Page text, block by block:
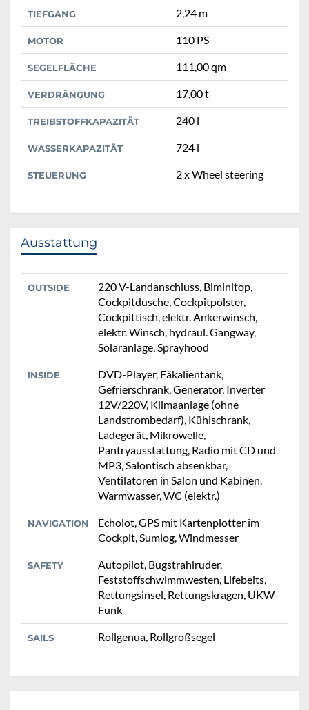
TIEFGANG 2,24 m
MOTOR 110 PS
SEGELFLÄCHE 111,00 qm
VERDRÄNGUNG 17,00 t
TREIBSTOFFKAPAZITÄT 240 l
WASSERKAPAZITÄT 724 l
STEUERUNG 2 x Wheel steering
Ausstattung
OUTSIDE
220 V-Landanschluss, Biminitop,
Cockpitdusche, Cockpitpolster,
Cockpittisch, elektr. Ankerwinsch,
elektr. Winsch, hydraul. Gangway,
Solaranlage, Sprayhood
INSIDE
DVD-Player, Fäkalientank,
Gefrierschrank, Generator, Inverter
12V/220V, Klimaanlage (ohne
Landstrombedarf), Kühlschrank,
Ladegerät, Mikrowelle,
Pantryausstattung, Radio mit CD und
MP3, Salontisch absenkbar,
Ventilatoren in Salon und Kabinen,
Warmwasser, WC (elektr.)
NAVIGATION
Echolot, GPS mit Kartenplotter im
Cockpit, Sumlog, Windmesser
SAFETY
Autopilot, Bugstrahlruder,
Feststoffschwimmwesten, Lifebelts,
Rettungsinsel, Rettungskragen, UKW-
Funk
SAILS Rollgenua, Rollgroßsegel